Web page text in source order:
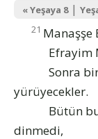
« Yeşaya 8|
21 Manaşşe
Efrayim
Sonra
yürüyecekler.
Bütün
dinmedi,